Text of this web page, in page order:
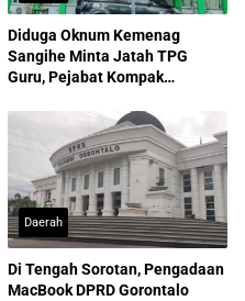
Diduga Oknum Kemenag
Sangihe Minta Jatah TPG
Guru, Pejabat Kompak
Daerah
Di Tengah Sorotan, Pengadaan
MacBook DPRD Gorontalo